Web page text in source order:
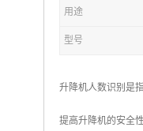
用途
型号
升降机人数识别是
提高升降机的安全